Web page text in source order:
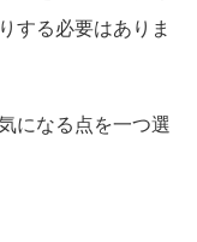
する必要はありま
になる点を一つ選